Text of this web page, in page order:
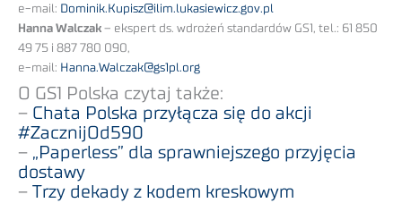
e-mail: Dominik.Kupisz@ilim.lukasiewicz.gov.pl
Hanna Walczak – ekspert ds. wdrożeń standardów GS1, tel.: 61 850
49 75 i 887 780 090,
e-mail: Hanna.Walczak@gs1pl.org
O GS1 Polska czytaj także:
– Chata Polska przyłącza się do akcji
#ZacznijOd590
– „Paperless” dla sprawniejszego przyjęcia
dostawy
– Trzy dekady z kodem kreskowym